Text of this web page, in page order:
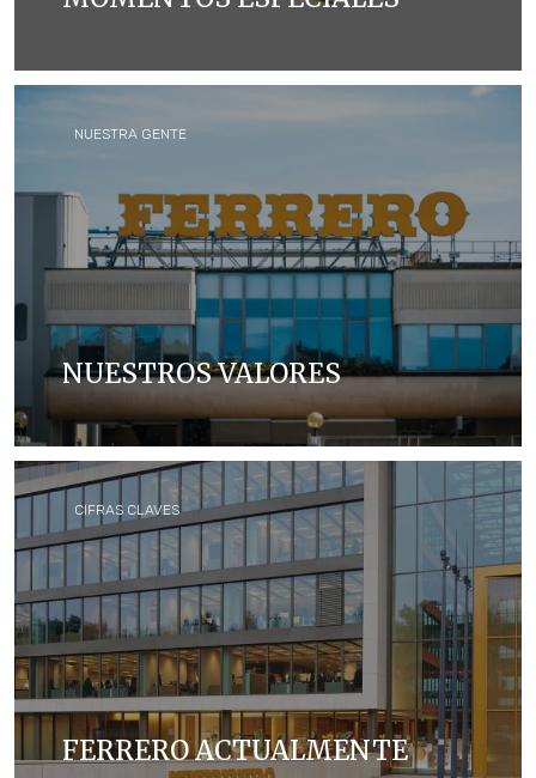
cuidar a las personas y al planeta
NUESTRA GENTE
NUESTROS VALORES
Conoce sobre el equipo de liderazgo de Ferrero,
nuestros valores y nuestra fundación
CIFRAS CLAVES
FERRERO ACTUALMENTE